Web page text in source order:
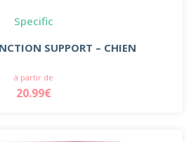
Specific
SUPPORT – CHIEN
à partir de
20.99€